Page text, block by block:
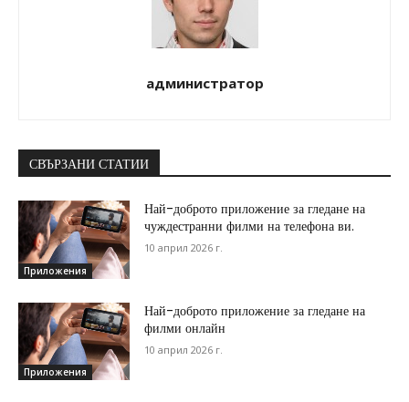
администратор
СВЪРЗАНИ СТАТИИ
Приложения
Най-доброто приложение за гледане на
чуждестранни филми на телефона ви.
10 април 2026 г.
Приложения
Най-доброто приложение за гледане на
филми онлайн
10 април 2026 г.